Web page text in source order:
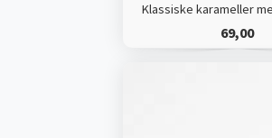
Klassiske karameller
69,00